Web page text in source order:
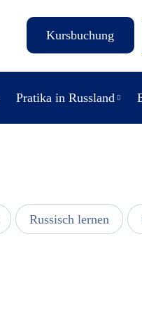
Kursbuchung
Pratika in Russland
Russisch lernen